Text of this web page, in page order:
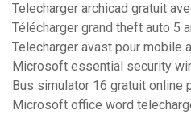
Telecharger archicad gratuit
Télécharger grand theft auto 5
Telecharger avast pour mobile
Microsoft essential security
Bus simulator 16 gratuit online
Microsoft office word